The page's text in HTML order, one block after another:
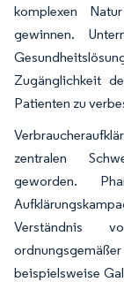
komplexen
gewinnen.
Zugänglichkeit
Patienten zu
zentralen
geworden.
Verständnis
beispielsweise